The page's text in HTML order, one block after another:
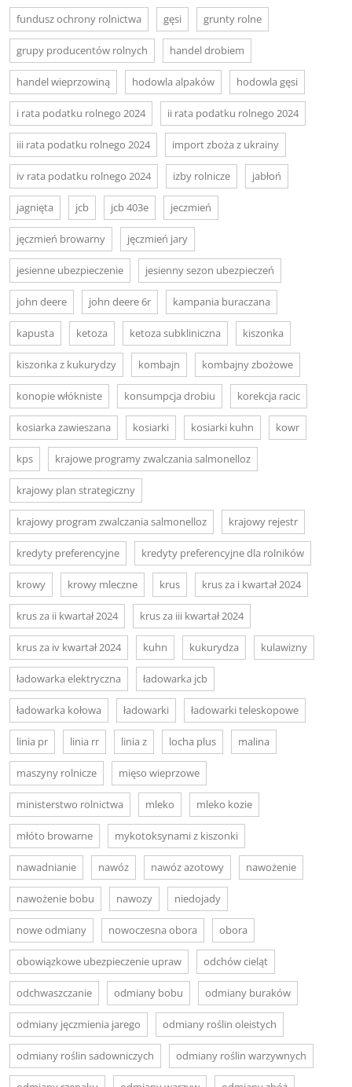
fundusz ochrony rolnictwa gęsi grunty rolne
grupy producentów rolnych handel drobiem
handel wieprzowiną hodowla alpaków hodowla gęsi
i rata podatku rolnego 2024 ii rata podatku rolnego 2024
iii rata podatku rolnego 2024 import zboża z ukrainy
iv rata podatku rolnego 2024 izby rolnicze jabłoń
jagnięta jcb jcb 403e jeczmień
jęczmień browarny jęczmień jary
jesienne ubezpieczenie jesienny sezon ubezpieczeń
john deere john deere 6r kampania buraczana
kapusta ketoza ketoza subkliniczna kiszonka
kiszonka z kukurydzy kombajn kombajny zbożowe
konopie włókniste konsumpcja drobiu korekcja racic
kosiarka zawieszana kosiarki kosiarki kuhn kowr
kps krajowe programy zwalczania salmonelloz
krajowy plan strategiczny
krajowy program zwalczania salmonelloz krajowy rejestr
kredyty preferencyjne kredyty preferencyjne dla rolników
krowy krowy mleczne krus krus za i kwartał 2024
krus za ii kwartał 2024 krus za iii kwartał 2024
krus za iv kwartał 2024 kuhn kukurydza kulawizny
ładowarka elektryczna ładowarka jcb
ładowarka kołowa ładowarki ładowarki teleskopowe
linia pr linia rr linia z locha plus malina
maszyny rolnicze mięso wieprzowe
ministerstwo rolnictwa mleko mleko kozie
młóto browarne mykotoksynami z kiszonki
nawadnianie nawóz nawóz azotowy nawożenie
nawożenie bobu nawozy niedojady
nowe odmiany nowoczesna obora obora
obowiązkowe ubezpieczenie upraw odchów cieląt
odchwaszczanie odmiany bobu odmiany buraków
odmiany jęczmienia jarego odmiany roślin oleistych
odmiany roślin sadowniczych odmiany roślin warzywnych